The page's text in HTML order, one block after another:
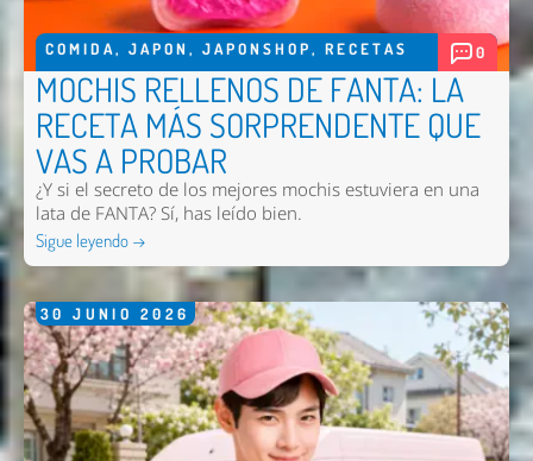
COMIDA, JAPON , JAPONSHOP, RECETAS 0
MOCHIS RELLENOS DE FANTA: LA
RECETA MÁS SORPRENDENTE QUE
VAS A PROBAR
¿Y si el secreto de los mejores mochis estuviera en una
lata de FANTA? Sí, has leído bien.
Sigue leyendo →
30 JUNIO 2026